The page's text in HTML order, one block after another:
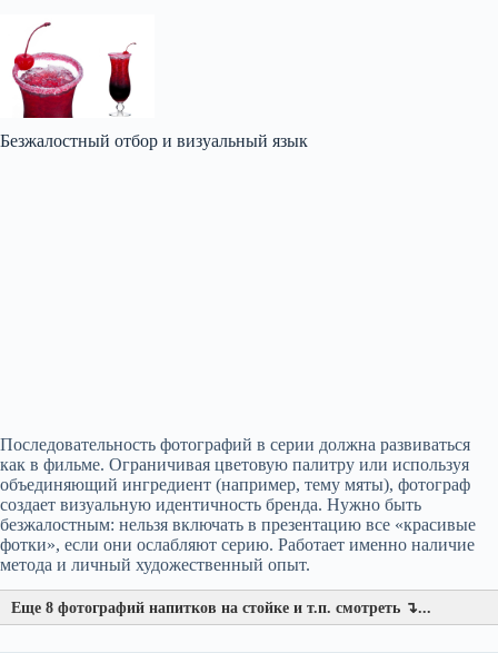
Безжалостный отбор и визуальный язык
Последовательность фотографий в серии должна развиваться
как в фильме. Ограничивая цветовую палитру или используя
объединяющий ингредиент (например, тему мяты), фотограф
создает визуальную идентичность бренда. Нужно быть
безжалостным: нельзя включать в презентацию все «красивые
фотки», если они ослабляют серию. Работает именно наличие
метода и личный художественный опыт.
Еще 8 фотографий напитков на стойке и т.п. смотреть ↴...